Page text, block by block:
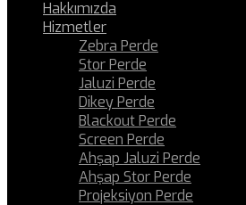
Hakkımızda
Hizmetler
Zebra Perde
Stor Perde
Jaluzi Perde
Dikey Perde
Blackout Perde
Screen Perde
Ahşap Jaluzi Perde
Ahşap Stor Perde
Projeksiyon Perde